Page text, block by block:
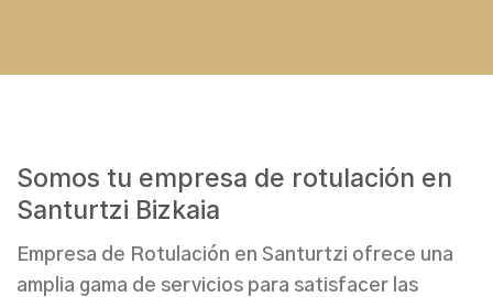
Somos tu empresa de rotulación en
Santurtzi Bizkaia
Empresa de Rotulación en Santurtzi ofrece una
amplia gama de servicios para satisfacer las